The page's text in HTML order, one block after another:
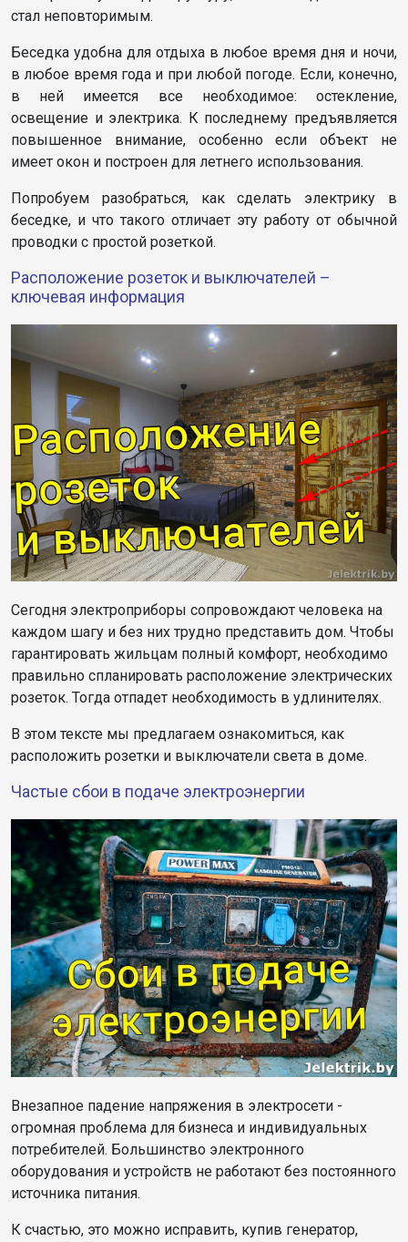
стал неповторимым.
Беседка удобна для отдыха в любое время дня и ночи,
в любое время года и при любой погоде. Если, конечно,
в ней имеется все необходимое: остекление,
освещение и электрика. К последнему предъявляется
повышенное внимание, особенно если объект не
имеет окон и построен для летнего использования.
Попробуем разобраться, как сделать электрику в
беседке, и что такого отличает эту работу от обычной
проводки с простой розеткой.
Расположение розеток и выключателей –
ключевая информация
Сегодня электроприборы сопровождают человека на
каждом шагу и без них трудно представить дом. Чтобы
гарантировать жильцам полный комфорт, необходимо
правильно спланировать расположение электрических
розеток. Тогда отпадет необходимость в удлинителях.
В этом тексте мы предлагаем ознакомиться, как
расположить розетки и выключатели света в доме.
Частые сбои в подаче электроэнергии
Внезапное падение напряжения в электросети -
огромная проблема для бизнеса и индивидуальных
потребителей. Большинство электронного
оборудования и устройств не работают без постоянного
источника питания.
К счастью, это можно исправить, купив генератор,